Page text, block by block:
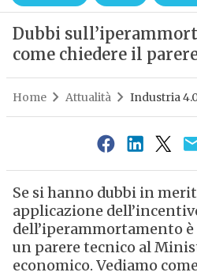
Dubbi
come chiedere il
Home Attualità Industria
Se si hanno dubbi in
applicazione
dell’iperammortamento
un parere tecnico al
economico. Vediamo